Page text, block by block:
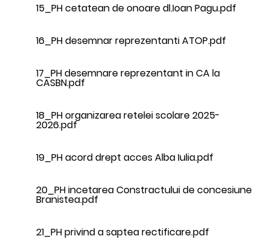
15_PH cetatean de onoare dl.Ioan Pagu.pdf
16_PH desemnar reprezentanti ATOP.pdf
17_PH desemnare reprezentant in CA la
CASBN.pdf
18_PH organizarea retelei scolare 2025-
2026.pdf
19_PH acord drept acces Alba Iulia.pdf
20_PH incetarea Constractului de concesiune
Branistea.pdf
21_PH privind a saptea rectificare.pdf